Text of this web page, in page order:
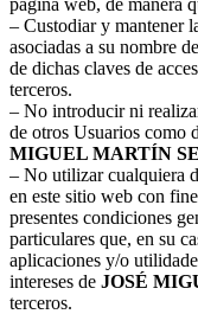
– Custodiar y mantener
asociadas a su nombre
de dichas claves de
terceros.
– No introducir ni
de otros Usuarios como
MIGUEL MARTÍN
– No utilizar cualquiera
en este sitio web con
presentes condiciones
particulares que, en su
aplicaciones y/o
intereses de JOSÉ
terceros.